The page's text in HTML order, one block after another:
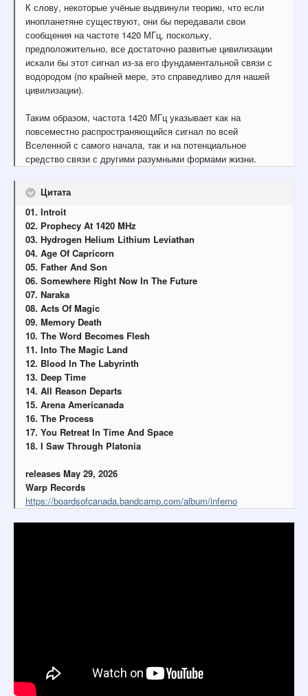
К слову, некоторые учёные выдвинули теорию, что если
инопланетяне существуют, они бы передавали свои
сообщения на частоте 1420 МГц, поскольку,
предположительно, все достаточно развитые цивилизации
искали бы этот сигнал из-за его фундаментальной связи с
водородом (по крайней мере, это справедливо для нашей
цивилизации).
Таким образом, частота 1420 МГц указывает как на
повсеместно распространяющийся сигнал по всей
Вселенной с самого начала, так и на потенциальное
средство связи с другими разумными формами жизни.
Цитата
01. Introit
02. Prophecy At 1420 MHz
03. Hydrogen Helium Lithium Leviathan
04. Age Of Capricorn
05. Father And Son
06. Somewhere Right Now In The Future
07. Naraka
08. Acts Of Magic
09. Memory Death
10. The Word Becomes Flesh
11. Into The Magic Land
12. Blood In The Labyrinth
13. Deep Time
14. All Reason Departs
15. Arena Americanada
16. The Process
17. You Retreat In Time And Space
18. I Saw Through Platonia
releases May 29, 2026
Warp Records
https://boardsofcanada.bandcamp.com/album/inferno